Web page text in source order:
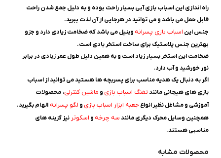
راه اندازی این اسباب بازی آبی بسیار راحت بوده و به دلیل جمع شدن راحت
قابل حمل می باشد و می توانید در هرجایی از آن لذت ببرید.
جنس این اسباب بازی پسرانه وینیل می باشد که ضخامت زیادی دارد و جزو
بهترین جنس پلاستیک برای ساخت استخر بادی است.
ضخامت این استخر بسیار زیاد است و به همین دلیل طول عمر زیادی در برابر
نور خورشید و آب دارد.
اگر به دنبال یک هدیه مناسب برای پسربچه ها هستید می توانید از اسباب
بازی های هیجانی مانندتفنگ اسباب بازی و ماشین کنترلی، محصولات
آموزشی و مشاغل نظیر انواع جعبه ابزار اسباب بازی و لگو پسرانه الهام بگیرید.
همچنین وسایل محرک دیگری مانندسه چرخه و اسکوتر نیز گزینه های
مناسبی هستند.
محصولات مشابه